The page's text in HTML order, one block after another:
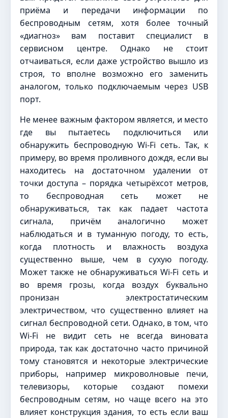
приёма и передачи информации по
беспроводным сетям, хотя более точный
«диагноз» вам поставит специалист в
сервисном центре. Однако не стоит
отчаиваться, если даже устройство вышло из
строя, то вполне возможно его заменить
аналогом, только подключаемым через USB
порт.
Не менее важным фактором является, и место
где вы пытаетесь подключиться или
обнаружить беспроводную Wi-Fi сеть. Так, к
примеру, во время проливного дождя, если вы
находитесь на достаточном удалении от
точки доступа – порядка четырёхсот метров,
то беспроводная сеть может не
обнаруживаться, так как падает частота
сигнала, причём аналогично может
наблюдаться и в туманную погоду, то есть,
когда плотность и влажность воздуха
существенно выше, чем в сухую погоду.
Может также не обнаруживаться Wi-Fi сеть и
во время грозы, когда воздух буквально
пронизан электростатическим
электричеством, что существенно влияет на
сигнал беспроводной сети. Однако, в том, что
Wi-Fi не видит сеть не всегда виновата
природа, так как достаточно часто причиной
тому становятся и некоторые электрические
приборы, например микроволновые печи,
телевизоры, которые создают помехи
беспроводным сетям, но чаще всего на это
влияет конструкция здания, то есть если ваш